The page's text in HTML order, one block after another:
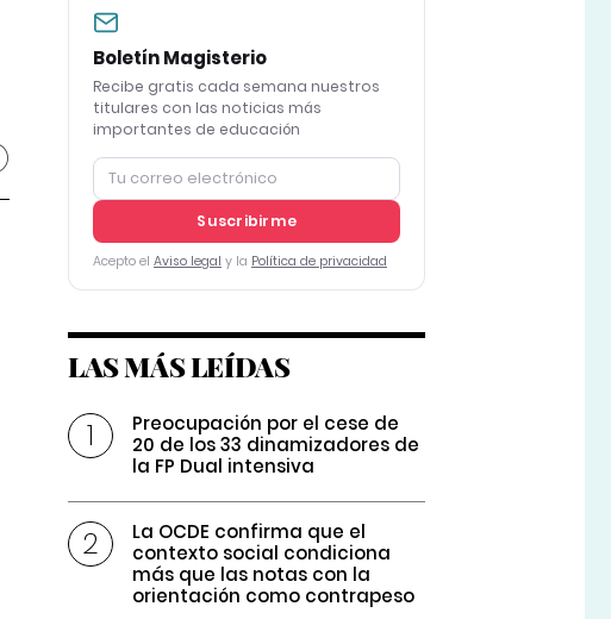
Boletín Magisterio
Recibe gratis cada semana nuestros
titulares con las noticias más
importantes de educación
Suscribirme
Acepto el Aviso legal y la Política de privacidad
LAS MÁS LEÍDAS
Preocupación por el cese de
20 de los 33 dinamizadores de
la FP Dual intensiva
La OCDE confirma que el
contexto social condiciona
más que las notas con la
orientación como contrapeso